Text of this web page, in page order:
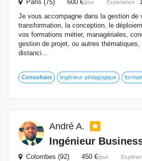
Paris (75) 600 €/jour Expérience :
Je vous accompagne dans la gestion de
transformation, la conception, le
vos formations métier, managériales,
gestion de projet, ou autres thématiques,
distanci...
Consultant Ingénieur pédagogique
André A.
Ingénieur
Colombes (92) 450 €/jour